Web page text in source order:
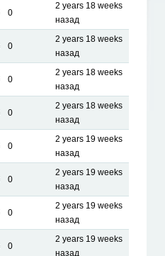
0
2 years 18 weeks
назад
0
2 years 18 weeks
назад
0
2 years 18 weeks
назад
0
2 years 18 weeks
назад
0
2 years 19 weeks
назад
0
2 years 19 weeks
назад
0
2 years 19 weeks
назад
0
2 years 19 weeks
назад